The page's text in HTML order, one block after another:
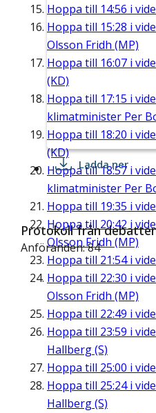
Hoppa till 14:56 i
Hoppa till 15:28 i
Olsson Fridh (MP)
Hoppa till 16:07 i
(KD)
Hoppa till 17:15 i
klimatminister Per
Hoppa till 18:20 i
(KD)
Hoppa till18:57 i
klimatminister Per
Hoppa till 19:35 i
Hoppa till 20:42 i
Olsson Fridh (MP)
Hoppa till 21:54i
Hoppa till 22:30 i
Olsson Fridh (MP)
Hoppa till 22:49 i
Hoppa till 23:59 i
Hallberg (S)
Hoppa till 25:00 i
Hoppa till 25:24i
Hallberg (S)
Ladda ner
Protokoll från
Anföranden: 84